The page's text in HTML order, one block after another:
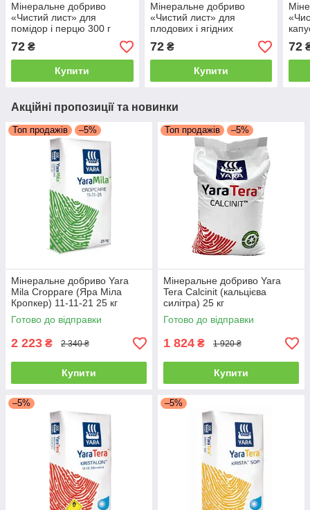
Мінеральне добриво
«Чистий лист» для
помідор і перцю 300 г
72 ₴
Купити
Мінеральне добриво
«Чистий лист» для
плодових і ягідних
чагарників 300 г
72₴
Купити
72
Акційні пропозиції та новинки
Топ продажів –5%
Мінеральне добриво Yara
Mila Croppare (Яра Міла
Кропкер) 11-11-21 25 кг
Готово до відправки
2 223 ₴ 2 340 ₴
Купити
Топ продажів –5%
Мінеральне добриво Yara
Tera Calcinit (кальцієва
силітра) 25 кг
Готово до відправки
1 824 ₴ 1 920 ₴
Купити
–5% –5%